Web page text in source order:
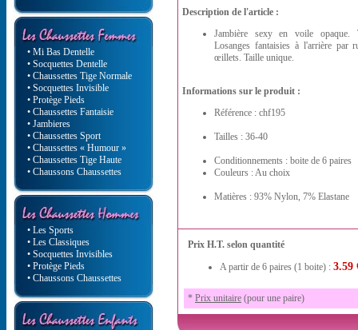
• Mi Bas Dentelle
• Socquettes Dentelle
• Chaussettes Tige Normale
• Socquettes Invisible
• Protège Pieds
• Chaussettes Fantaisie
• Jambieres
• Chaussettes Sport
• Chaussettes « Humour »
• Chaussettes Tige Haute
• Chaussons Chaussettes
• Les Sports
• Les Classiques
• Socquettes Invisibles
• Protège Pieds
• Chaussons Chaussettes
Description de l'article :
Jambière sexy en voile opaque.
Losanges fantaisies à l'arrière par
œillets. Taille unique.
Informations sur le produit :
Référence : chf195
Tailles : 36-40
Conditionnements : boite de 6 paires
Couleurs : Au choix
Matières : 93% Nylon, 7% Elastane
Prix H.T. selon quantité
A partir de 6 paires (1 boite) : 3.59
* Prix unitaire (pour une paire)